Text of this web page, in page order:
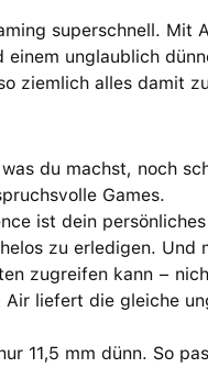
superschnell. Mit
unglaublich
ziemlich alles damit
du machst, noch
Games.
ist dein
zu erledigen. Und
zugreifen kann −
Air liefert die gleiche
11,5 mm dünn. So